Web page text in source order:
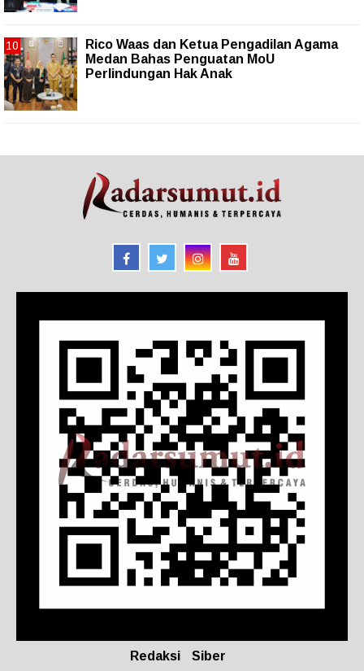
Rico Waas dan Ketua Pengadilan Agama
Medan Bahas Penguatan MoU
Perlindungan Hak Anak
Redaksi Siber